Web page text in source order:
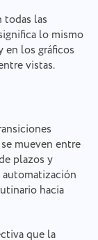
todas las
lo mismo
en los gráficos
vistas.
mueven entre
plazos y
automatización
hacia
que la